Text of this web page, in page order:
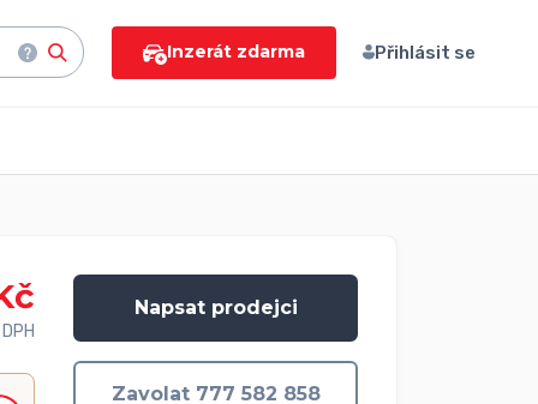
Inzerát zdarma Přihlásit se
Napsat prodejci
Zavolat 777 582 858